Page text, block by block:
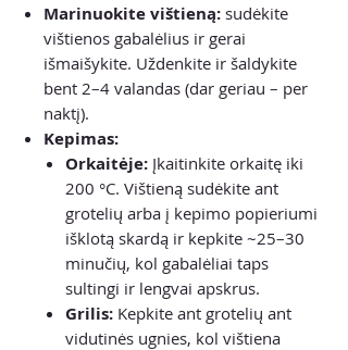
Marinuokite vištieną: sudėkite
vištienos gabalėlius ir gerai
išmaišykite. Uždenkite ir šaldykite
bent 2–4 valandas (dar geriau – per
naktį).
Kepimas:
Orkaitėje: Įkaitinkite orkaitę iki
200 °C. Vištieną sudėkite ant
grotelių arba į kepimo popieriumi
išklotą skardą ir kepkite ~25–30
minučių, kol gabalėliai taps
sultingi ir lengvai apskrus.
Grilis: Kepkite ant grotelių ant
vidutinės ugnies, kol vištiena